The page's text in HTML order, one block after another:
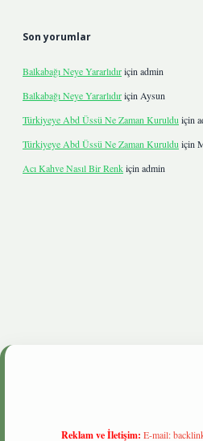
Son yorumlar
Balkabağı Neye Yararlıdıriçin admin
Balkabağı Neye Yararlıdıriçin Aysun
Türkiyeye Abd Üssü Ne Zaman Kuruldu için
Türkiyeye Abd Üssü Ne Zaman Kuruldu için
Acı Kahve Nasıl Bir Renkiçin admin
Reklam ve İletişim: E-mail: